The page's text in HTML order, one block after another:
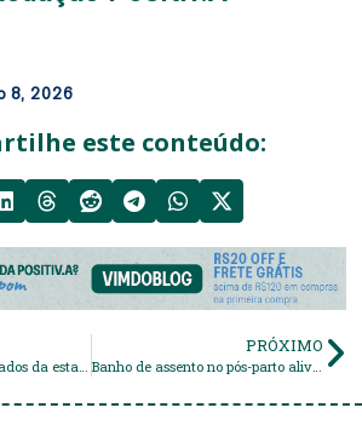
8, 2026
este conteúdo:
PRÓXIMO
Banho de assento no pós-parto alivia a dor?